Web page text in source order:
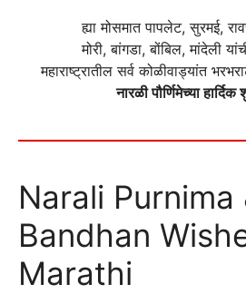
ह्या मोसमात पापलेट, सुरमई,
मोरी, बांगडा, बोंबिल, मांदेली
महाराष्ट्रातील सर्व कोळीवाड्यांत
नारळी पौर्णिमेच्या
Narali Purnima
Bandhan
Marathi